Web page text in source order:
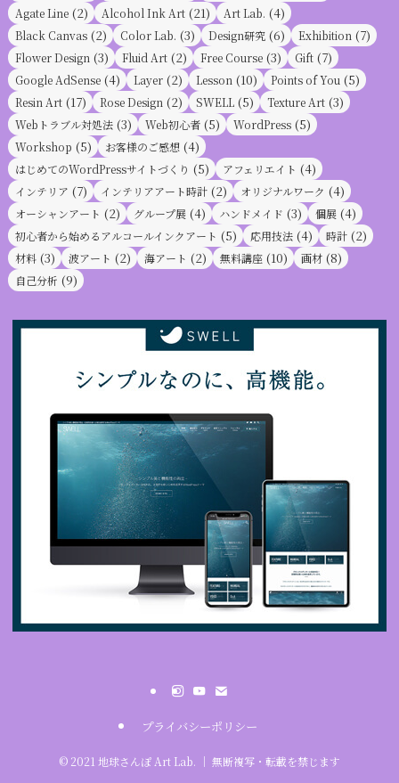
Agate Line (2) Alcohol Ink Art (21) Art Lab. (4)
Black Canvas (2) Color Lab. (3) Design研究 (6) Exhibition (7)
Flower Design (3) Fluid Art (2) Free Course (3) Gift (7)
Google AdSense (4) Layer (2) Lesson (10) Points of You (5)
Resin Art (17) Rose Design (2) SWELL (5) Texture Art (3)
Webトラブル対処法 (3) Web初心者 (5) WordPress (5)
Workshop (5) お客様のご感想 (4)
はじめてのWordPressサイトづくり (5) アフェリエイト (4)
インテリア (7) インテリアアート時計 (2) オリジナルワーク (4)
オーシャンアート (2) グループ展 (4) ハンドメイド (3) 個展 (4)
初心者から始めるアルコールインクアート (5) 応用技法 (4) 時計 (2)
材料 (3) 波アート (2) 海アート (2) 無料講座 (10) 画材 (8)
自己分析 (9)
​プライバシーポリシー
© 2021 地球さんぽ Art Lab. ｜ 無断複写・転載を禁じます